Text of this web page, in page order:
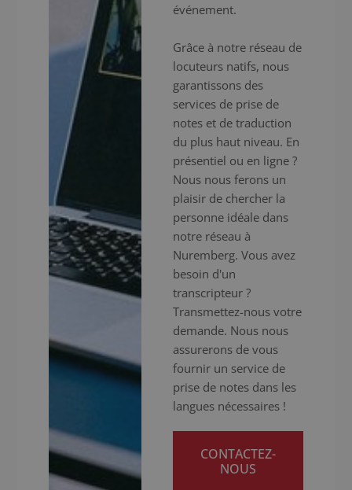
événement.
Grâce à notre réseau de
locuteurs natifs, nous
garantissons des
services de prise de
notes et de traduction
du plus haut niveau. En
présentiel ou en ligne ?
Nous nous ferons un
plaisir de chercher la
personne idéale dans
notre réseau à
Nuremberg. Vous avez
besoin d'un
transcripteur ?
Transmettez-nous votre
demande. Nous nous
assurerons de vous
fournir un service de
prise de notes dans les
langues nécessaires !
CONTACTEZ-
NOUS